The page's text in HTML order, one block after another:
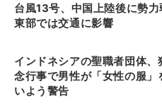
台風13号、中国上陸後に勢力
東部では交通に影響
インドネシアの聖職者団体、
念行事で男性が「女性の服」
いよう警告